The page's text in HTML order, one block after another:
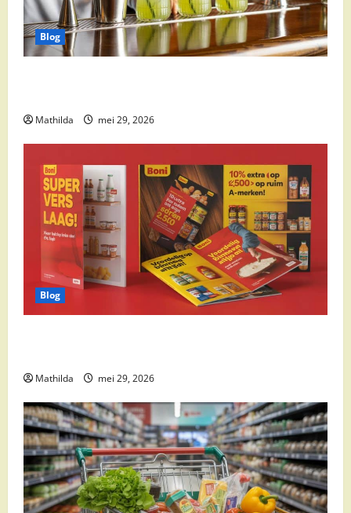
Blog
Mathilda mei 29, 2026
Blog
Mathilda mei 29, 2026